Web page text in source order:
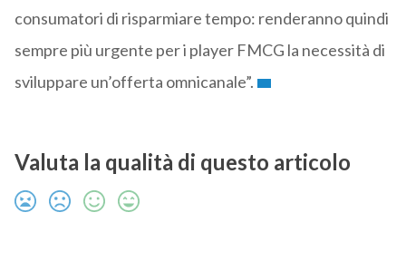
consumatori di risparmiare tempo: renderanno quindi
sempre più urgente per i player FMCG la necessità di
sviluppare un’offerta omnicanale”.
Valuta la qualità di questo articolo